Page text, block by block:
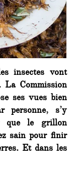
insectes vont
La Commission
ses vues bien
personne, s’y
que le grillon
sain pour finir
Et dans les